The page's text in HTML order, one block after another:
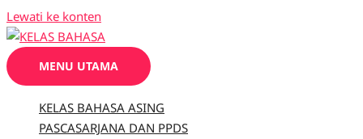
Lewati ke konten
MENU UTAMA
KELAS BAHASA ASING
PASCASARJANA DAN PPDS